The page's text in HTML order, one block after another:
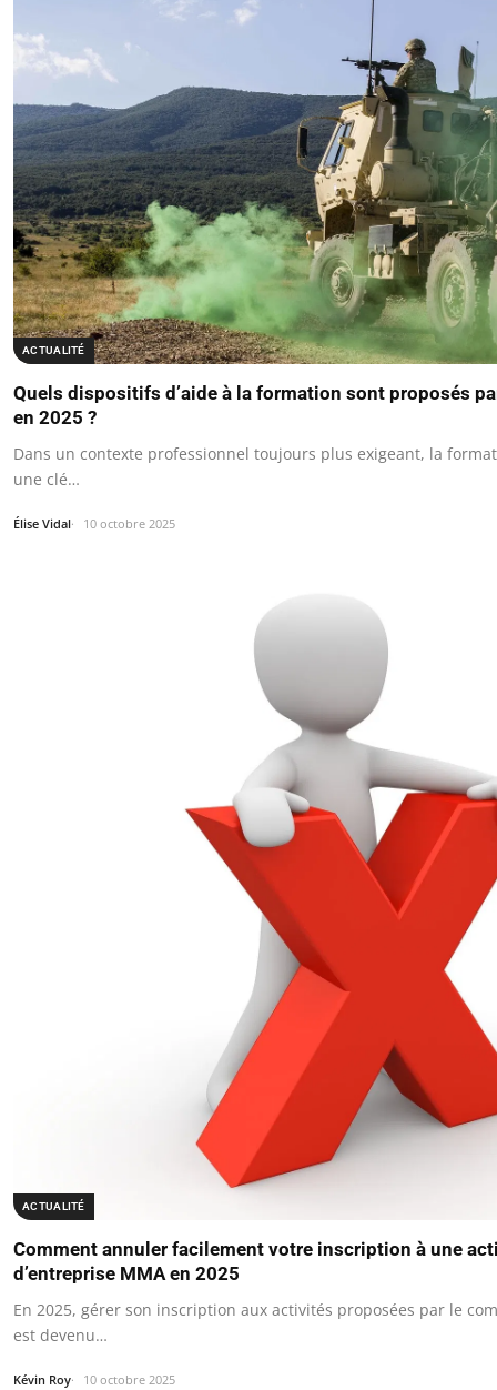
ACTUALITÉ
Quels dispositifs d’aide à la formation sont proposés
en 2025 ?
Dans un contexte professionnel toujours plus exigeant, la
une clé…
Élise Vidal 10 octobre 2025
ACTUALITÉ
Comment annuler facilement votre inscription à une
d’entreprise MMA en 2025
En 2025, gérer son inscription aux activités proposées par le
est devenu…
Kévin Roy 10 octobre 2025